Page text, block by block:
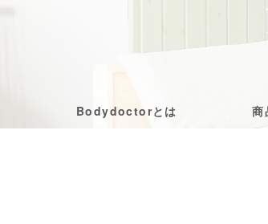
Bodydoctorとは 商